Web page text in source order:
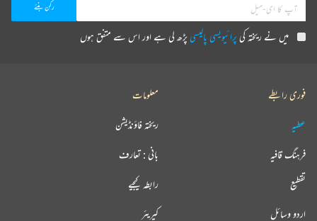
میں نے ریختہ کیپرائیویسی پالیسیپڑھ لی ہے اور اس سے متفق ہوں
فوری رابطے
عطیہ
فرہنگ قافیہ
تقطیع
اردو وسائل
معلومات
ریختہ فاؤنڈیشن
بانی : تعارف
رابطہ کیجیے
کیریئر